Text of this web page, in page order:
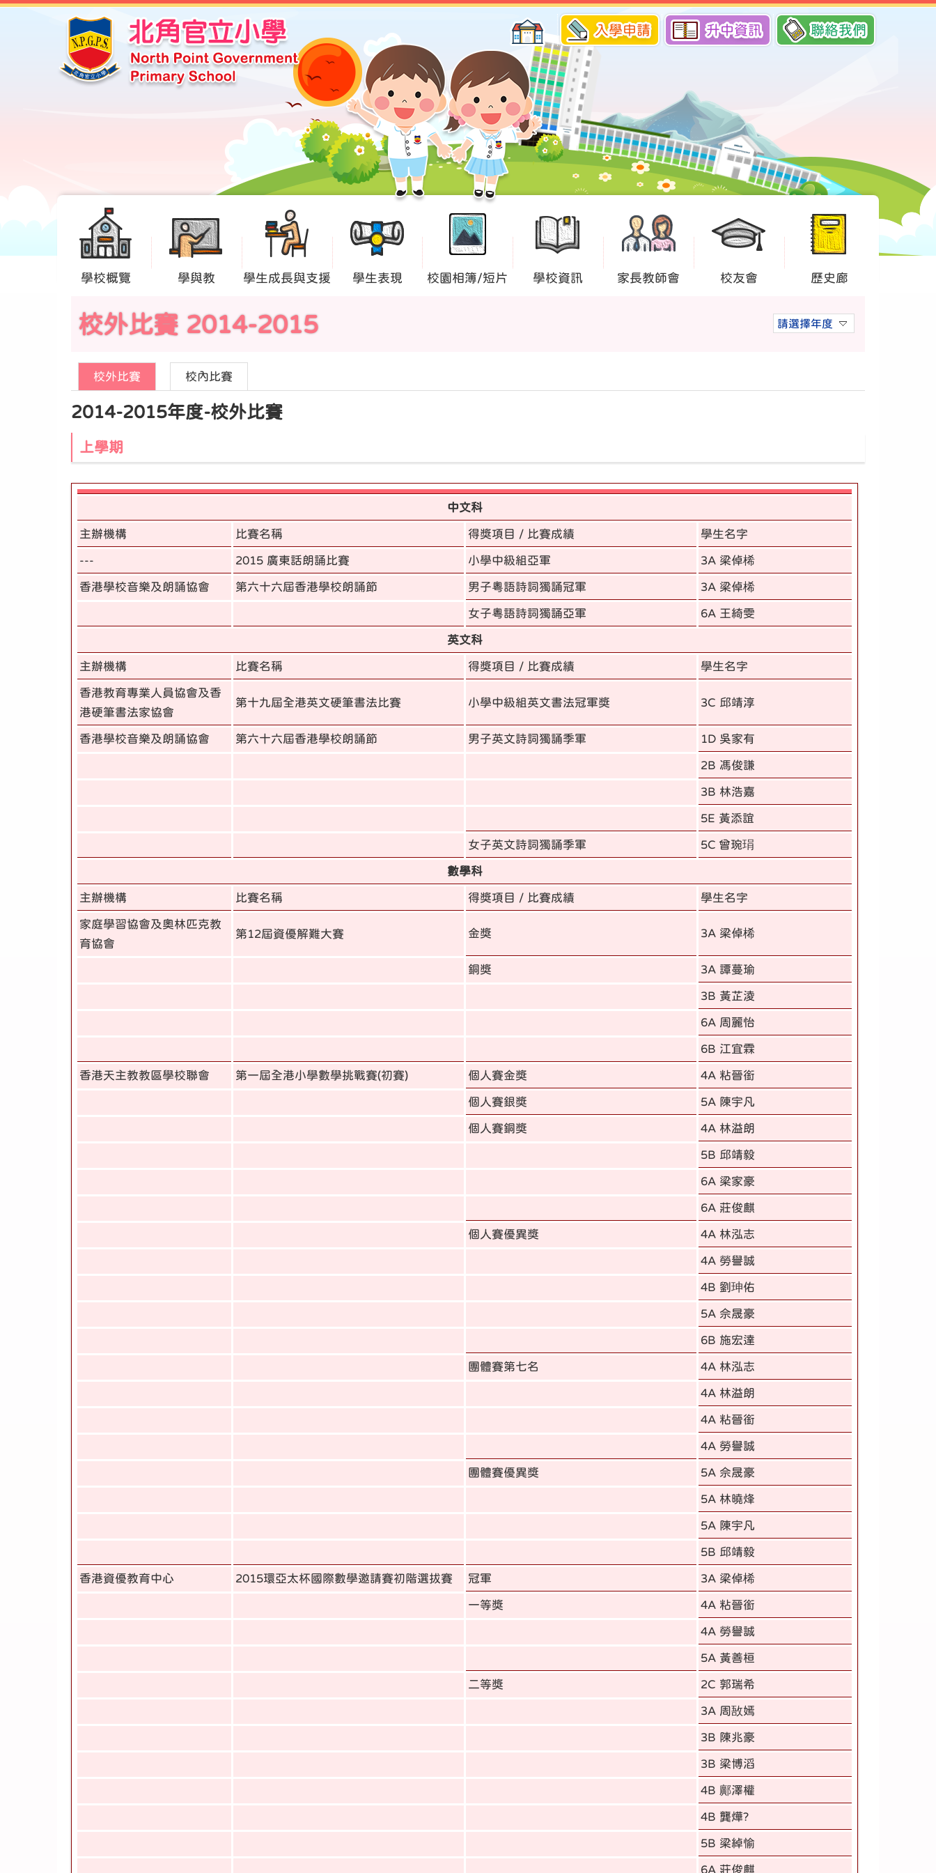
入學申請 升中資訊 聯絡我們
學校概覽 學與教 學生成長與支援 學生表現 校園相簿/短片 學校資訊 家長教師會 校友會 歷史廊
請選擇年度
校外比賽 2014-2015
校外比賽 校內比賽
2014-2015年度-校外比賽
上學期
中文科
主辦機構 比賽名稱 得獎項目 / 比賽成績 學生名字
--- 2015 廣東話朗誦比賽 小學中級組亞軍 3A 梁倬桸
香港學校音樂及朗誦協會 第六十六屆香港學校朗誦節 男子粵語詩詞獨誦冠軍 3A 梁倬桸
女子粵語詩詞獨誦亞軍 6A 王綺雯
英文科
主辦機構 比賽名稱 得獎項目 / 比賽成績 學生名字
香港教育專業人員協會及香
港硬筆書法家協會
第十九屆全港英文硬筆書法比賽 小學中級組英文書法冠軍獎 3C 邱靖淳
香港學校音樂及朗誦協會 第六十六屆香港學校朗誦節 男子英文詩詞獨誦季軍 1D 吳家有
2B 馮俊謙
3B 林浩嘉
5E 黃添誼
女子英文詩詞獨誦季軍 5C 曾琬琄
數學科
主辦機構 比賽名稱 得獎項目 / 比賽成績 學生名字
家庭學習協會及奧林匹克教
育協會
第12屆資優解難大賽 金獎 3A 梁倬桸
銅獎 3A 譚蔓瑜
3B 黃芷淩
6A 周麗怡
6B 江宜霖
香港天主教教區學校聯會 第一屆全港小學數學挑戰賽(初賽) 個人賽金獎 4A 粘晉銜
個人賽銀獎 5A 陳宇凡
個人賽銅獎 4A 林溢朗
5B 邱靖毅
6A 梁家豪
6A 莊俊麒
個人賽優異獎 4A 林泓志
4A 勞譽誠
4B 劉珅佑
5A 佘晟豪
6B 施宏達
團體賽第七名 4A 林泓志
4A 林溢朗
4A 粘晉銜
4A 勞譽誠
團體賽優異獎 5A 佘晟豪
5A 林曉烽
5A 陳宇凡
5B 邱靖毅
香港資優教育中心 2015環亞太杯國際數學邀請賽初階選拔賽 冠軍 3A 梁倬桸
一等獎 4A 粘晉銜
4A 勞譽誠
5A 黃善桓
二等獎 2C 郭瑞希
3A 周敔嫣
3B 陳兆豪
3B 梁博滔
4B 鄺澤權
4B 龔燁?
5B 梁綽愉
6A 莊俊麒